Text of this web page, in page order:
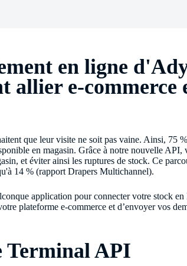
en ligne
allier e-commerce
que leur visite ne soit pas vaine. Ainsi, 75
en magasin. Grâce à notre nouvelle API,
et éviter ainsi les ruptures de stock. Ce
14 % (rapport Drapers Multichannel).
application pour connecter votre stock
plateforme e-commerce et d’envoyer vos
Terminal API